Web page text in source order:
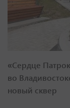
«Сердце
во
новый сквер